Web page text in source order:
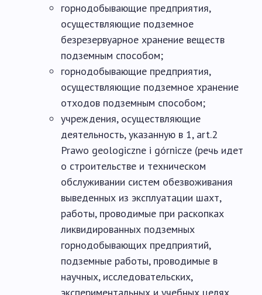
горнодобывающие предприятия,
осуществляющие подземное
безрезервуарное хранение веществ
подземным способом;
горнодобывающие предприятия,
осуществляющие подземное хранение
отходов подземным способом;
учреждения, осуществляющие
деятельность, указанную в 1, art.2
Prawo geologiczne i górnicze (речь идет
о строительстве и техническом
обслуживании систем обезвоживания
выведенных из эксплуатации шахт,
работы, проводимые при раскопках
ликвидированных подземных
горнодобывающих предприятий,
подземные работы, проводимые в
научных, исследовательских,